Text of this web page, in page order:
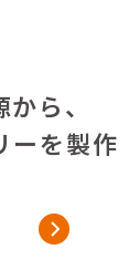
ら、
ーを製作